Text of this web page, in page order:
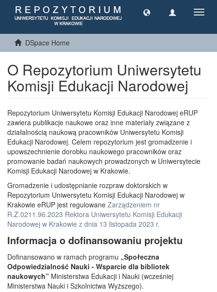
DSpace Home
O Repozytorium Uniwersytetu
Komisji Edukacji Narodowej
Repozytorium Uniwersytetu Komisji Edukacji Narodowej eRUP
zawiera publikacje naukowe oraz inne materiały związane z
działalnością naukową pracowników Uniwersytetu Komisji
Edukacji Narodowej. Celem repozytorium jest gromadzenie i
upowszechnienie dorobku naukowego pracowników oraz
promowanie badań naukowych prowadzonych w Uniwersytecie
Komisji Edukacji Narodowej w Krakowie.
Gromadzenie i udostępnianie rozpraw doktorskich w
Repozytorium Uniwersytetu Komisji Edukacji Narodowej w
Krakowie eRUP jest regulowane Zarządzeniem nr
R.Z.0211.96.2023 Rektora Uniwersytetu Komisji Edukacji
Narodowej w Krakowie z dnia 13 listopada 2023 r.
Informacja o dofinansowaniu projektu
Dofinansowano w ramach programu „Społeczna
Odpowiedzialność Nauki - Wsparcie dla bibliotek
naukowych” Ministerstwa Edukacji i Nauki (wcześniej
Ministerstwa Nauki i Szkolnictwa Wyższego).